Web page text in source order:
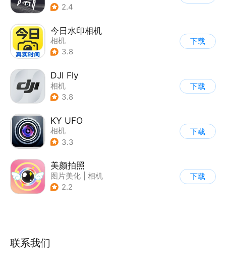
2.4
今日水印相机
相机
3.8
下载
DJI Fly
相机
3.8
下载
KY UFO
相机
3.3
下载
美颜拍照
图片美化
相机
2.2
下载
联系我们